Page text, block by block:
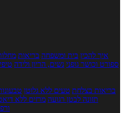
איך להכין בית ומשפחה בריאות
ספורט וכושר גופני נשים, הריון ולידה
בריאות בצלחת טעים ללא גלוטן
תזונה לבטן רגועה מרזים ללא